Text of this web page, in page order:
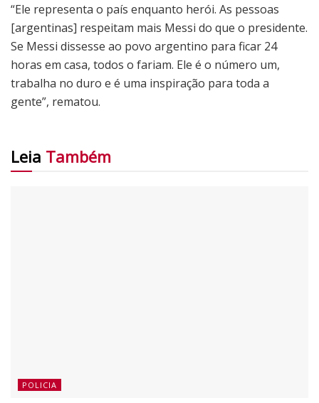
“Ele representa o país enquanto herói. As pessoas
[argentinas] respeitam mais Messi do que o presidente.
Se Messi dissesse ao povo argentino para ficar 24
horas em casa, todos o fariam. Ele é o número um,
trabalha no duro e é uma inspiração para toda a
gente”, rematou.
Leia Também
POLICIA